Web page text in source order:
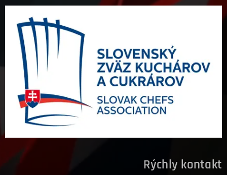
Rýchly kontakt